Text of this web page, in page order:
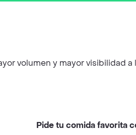
volumen y mayor visibilidad a
Pide tu comida favorita